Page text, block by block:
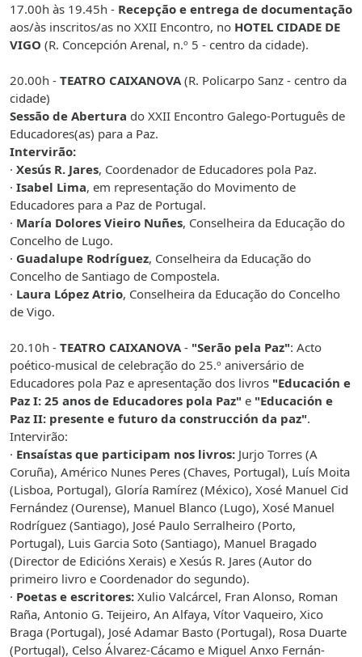
17.00h às 19.45h - Recepção e entrega de documentação
aos/às inscritos/as no XXII Encontro, no HOTEL CIDADE DE
VIGO (R. Concepción Arenal, n.º 5 - centro da cidade).
20.00h - TEATRO CAIXANOVA(R. Policarpo Sanz - centro da
cidade)
Sessão de Abertura do XXII Encontro Galego-Português de
Educadores(as) para a Paz.
Intervirão:
· Xesús R. Jares, Coordenador de Educadores pola Paz.
· Isabel Lima, em representação do Movimento de
Educadores para a Paz de Portugal.
· María Dolores Vieiro Nuñes, Conselheira da Educação do
Concelho de Lugo.
· Guadalupe Rodríguez, Conselheira da Educação do
Concelho de Santiago de Compostela.
· Laura López Atrio, Conselheira da Educação do Concelho
de Vigo.
20.10h - TEATRO CAIXANOVA- "Serão pela Paz": Acto
poético-musical de celebração do 25.º aniversário de
Educadores pola Paz e apresentação dos livros "Educación e
Paz I: 25 anos de Educadores pola Paz" e "Educación e
Paz II: presente e futuro da construcción da paz".
Intervirão:
· Ensaístas que participam nos livros: Jurjo Torres (A
Coruña), Américo Nunes Peres (Chaves, Portugal), Luís Moita
(Lisboa, Portugal), Gloría Ramírez (México), Xosé Manuel Cid
Fernández (Ourense), Manuel Blanco (Lugo), Xosé Manuel
Rodríguez (Santiago), José Paulo Serralheiro (Porto,
Portugal), Luis Garcia Soto (Santiago), Manuel Bragado
(Director de Edicións Xerais) e Xesús R. Jares (Autor do
primeiro livro e Coordenador do segundo).
· Poetas e escritores: Xulio Valcárcel, Fran Alonso, Roman
Raña, Antonio G. Teijeiro, An Alfaya, Vítor Vaqueiro, Xico
Braga (Portugal), José Adamar Basto (Portugal), Rosa Duarte
(Portugal), Celso Álvarez-Cácamo e Miguel Anxo Fernán-